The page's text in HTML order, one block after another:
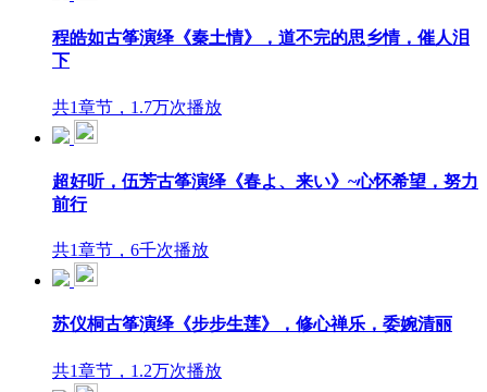
程皓如古筝演绎《秦土情》，道不完的思乡情，催人泪
下
共1章节，1.7万次播放
超好听，伍芳古筝演绎《春よ、来い》~心怀希望，努力
前行
共1章节，6千次播放
苏仪桐古筝演绎《步步生莲》，修心禅乐，委婉清丽
共1章节，1.2万次播放